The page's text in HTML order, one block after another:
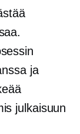
ja
julkaisuun